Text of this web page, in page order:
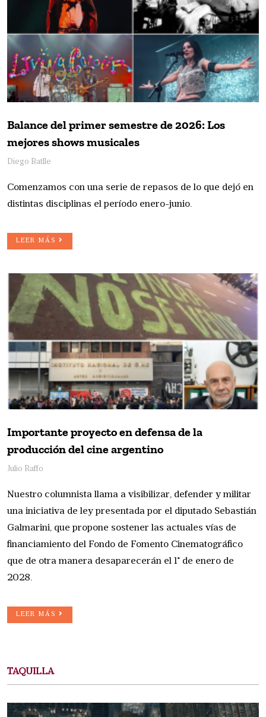
Balance del primer semestre de 2026: Los
mejores shows musicales
Diego Batlle
Comenzamos con una serie de repasos de lo que dejó en
distintas disciplinas el período enero-junio.
LEER MÁS
Importante proyecto en defensa de la
producción del cine argentino
Julio Raffo
Nuestro columnista llama a visibilizar, defender y militar
una iniciativa de ley presentada por el diputado Sebastián
Galmarini, que propone sostener las actuales vías de
financiamiento del Fondo de Fomento Cinematográfico
que de otra manera desaparecerán el 1° de enero de
2028.
LEER MÁS
TAQUILLA